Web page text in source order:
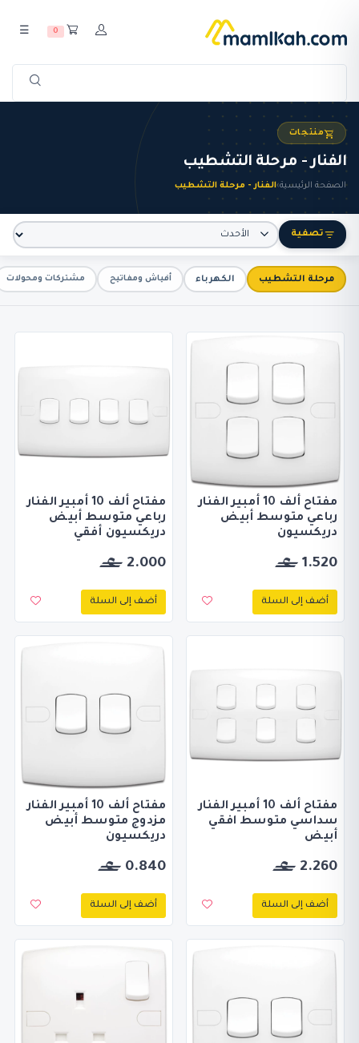
0
☰
منتجات
الفنار - مرحلة التشطيب
الصفحة الرئيسية›الفنار - مرحلة التشطيب
تصفية
مرحلة التشطيب الكهرباء أفياش ومفاتيح مشتركات ومحولات
مفتاح ألف 10 أمبير الفنار
رباعي متوسط أبيض
دريكسيون
1.520
أضف إلى السلة
مفتاح ألف 10 أمبير الفنار
رباعي متوسط أبيض
دريكسيون أفقي
2.000
أضف إلى السلة
مفتاح ألف 10 أمبير الفنار
سداسي متوسط افقي
أبيض
2.260
أضف إلى السلة
مفتاح ألف 10 أمبير الفنار
مزدوج متوسط أبيض
دريكسيون
0.840
أضف إلى السلة